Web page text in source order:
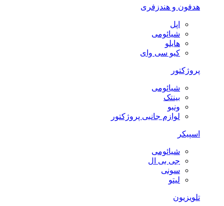
هدفون و هندزفری
اپل
شیائومی
هایلو
کیو سی وای
پروژکتور
شیائومی
بینتک
ونبو
لوازم جانبی پروژکتور
اسپیکر
شیائومی
جی بی ال
سونی
لیتو
تلویزیون